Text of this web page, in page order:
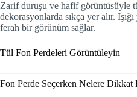
Zarif duruşu ve hafif görüntüsüyle
dekorasyonlarda sıkça yer alır.
ferah bir görünüm sağlar.
Tül Fon Perdeleri Görüntüleyin
Fon Perde Seçerken Nelere Dikkat